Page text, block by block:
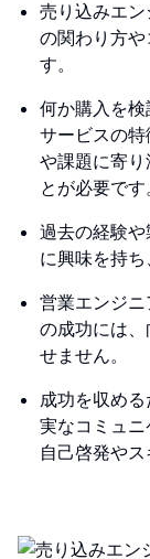
売り込みエ
の関わり方
す。
何か購入を
サービスの
や課題に寄
とが必要です
過去の経験
に興味を持ち
営業エンジ
の成功には
せません。
成功を収め
実なコミュ
自己啓発やス